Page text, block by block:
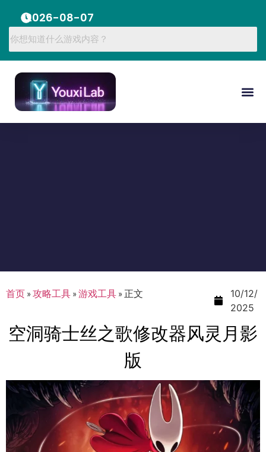
2026-08-07
首页 »攻略工具 »游戏工具 » 正文
10/12/
2025
空洞骑士丝之歌修改器风灵月影
版